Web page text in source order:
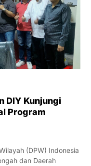
DIY Kunjungi
Program
(DPW) Indonesia
dan Daerah